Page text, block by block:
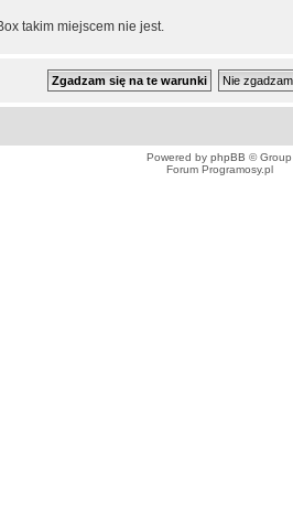
takim miejscem nie jest.
Powered by phpBB © Group
Forum Programosy.pl